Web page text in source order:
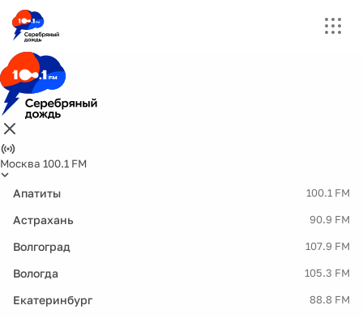
Москва 100.1 FM
Апатиты 100.1 FM
Астрахань 90.9 FM
Волгоград 107.9 FM
Вологда 105.3 FM
Екатеринбург 88.8 FM